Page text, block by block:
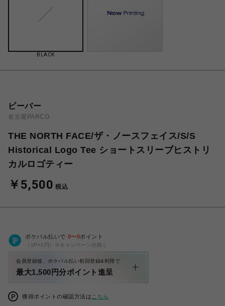
BLACK
ビーバー
名古屋PARCO
THE NORTH FACE/ザ・ノースフェイス/S/S
Historical Logo Tee ショートスリーブヒストリ
カルロゴティー
￥5,500 税込
ポケパル払いで 0〜0ポイント
（1P=1円）※キャンペーン分除く
会員登録後、ポケパル払い初回登録&利用で
最大1,500円分ポイント進呈
獲得ポイントの確認方法は こちら